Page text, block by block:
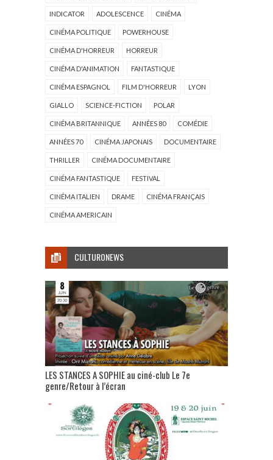
INDICATOR ADOLESCENCE CINÉMA
CINÉMA POLITIQUE POWERHOUSE
CINÉMA D'HORREUR HORREUR
CINÉMA D'ANIMATION FANTASTIQUE
CINÉMA ESPAGNOL FILM D'HORREUR LYON
GIALLO SCIENCE-FICTION POLAR
CINÉMA BRITANNIQUE ANNÉES 80 COMÉDIE
ANNÉES 70 CINÉMA JAPONAIS DOCUMENTAIRE
THRILLER CINÉMA DOCUMENTAIRE
CINÉMA FANTASTIQUE FESTIVAL
CINÉMA ITALIEN DRAME CINÉMA FRANÇAIS
CINÉMA AMERICAIN
CULTURONEWS
LES STANCES A SOPHIE au ciné-club Le 7e
genre/Retour à l’écran